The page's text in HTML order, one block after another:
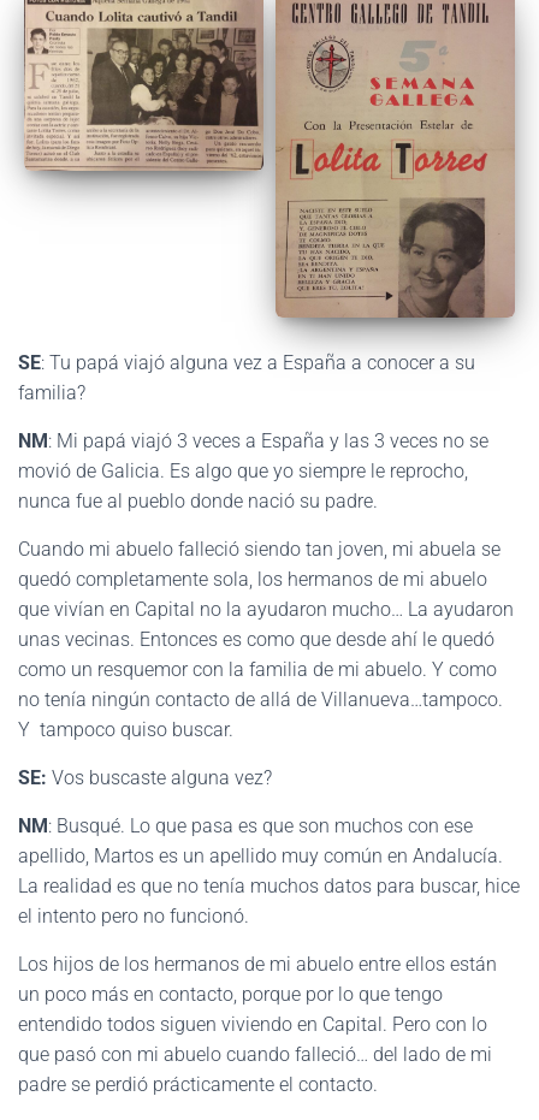
SE: Tu papá viajó alguna vez a España a conocer a su
familia?
NM : Mi papá viajó 3 veces a España y las 3 veces no se
movió de Galicia. Es algo que yo siempre le reprocho,
nunca fue al pueblo donde nació su padre.
Cuando mi abuelo falleció siendo tan joven, mi abuela se
quedó completamente sola, los hermanos de mi abuelo
que vivían en Capital no la ayudaron mucho… La ayudaron
unas vecinas. Entonces es como que desde ahí le quedó
como un resquemor con la familia de mi abuelo. Y como
no tenía ningún contacto de allá de Villanueva…tampoco.
Y tampoco quiso buscar.
SE: Vos buscaste alguna vez?
NM : Busqué. Lo que pasa es que son muchos con ese
apellido, Martos es un apellido muy común en Andalucía.
La realidad es que no tenía muchos datos para buscar, hice
el intento pero no funcionó.
Los hijos de los hermanos de mi abuelo entre ellos están
un poco más en contacto, porque por lo que tengo
entendido todos siguen viviendo en Capital. Pero con lo
que pasó con mi abuelo cuando falleció… del lado de mi
padre se perdió prácticamente el contacto.